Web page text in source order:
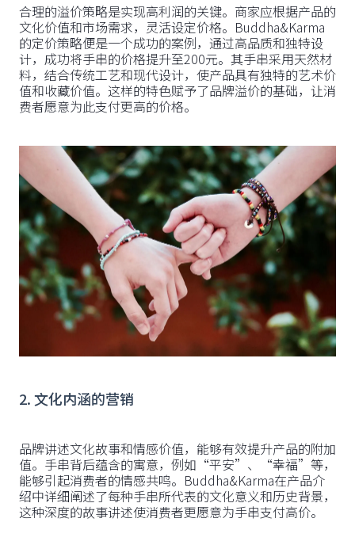
合理的溢价策略是实现高利润的关键。商家应根据产品的
文化价值和市场需求，灵活设定价格。Buddha&Karma
的定价策略便是一个成功的案例，通过高品质和独特设
计，成功将手串的价格提升至200元。其手串采用天然材
料，结合传统工艺和现代设计，使产品具有独特的艺术价
值和收藏价值。这样的特色赋予了品牌溢价的基础，让消
费者愿意为此支付更高的价格。
2. 文化内涵的营销
品牌讲述文化故事和情感价值，能够有效提升产品的附加
值。手串背后蕴含的寓意，例如“平安”、“幸福”等，
能够引起消费者的情感共鸣。Buddha&Karma在产品介
绍中详细阐述了每种手串所代表的文化意义和历史背景，
这种深度的故事讲述使消费者更愿意为手串支付高价。